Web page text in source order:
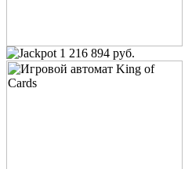
1 216 894 руб.